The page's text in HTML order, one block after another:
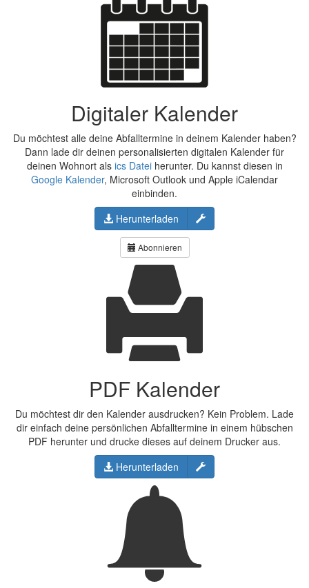
Digitaler Kalender
Du möchtest alle deine Abfalltermine in deinem Kalender haben?
Dann lade dir deinen personalisierten digitalen Kalender für
deinen Wohnort als ics Dateiherunter. Du kannst diesen in
Google Kalender, Microsoft Outlook und Apple iCalendar
einbinden.
Herunterladen
Konfigurieren
Abonnieren
PDF Kalender
Du möchtest dir den Kalender ausdrucken? Kein Problem. Lade
dir einfach deine persönlichen Abfalltermine in einem hübschen
PDF herunter und drucke dieses auf deinem Drucker aus.
Herunterladen
Konfigurieren